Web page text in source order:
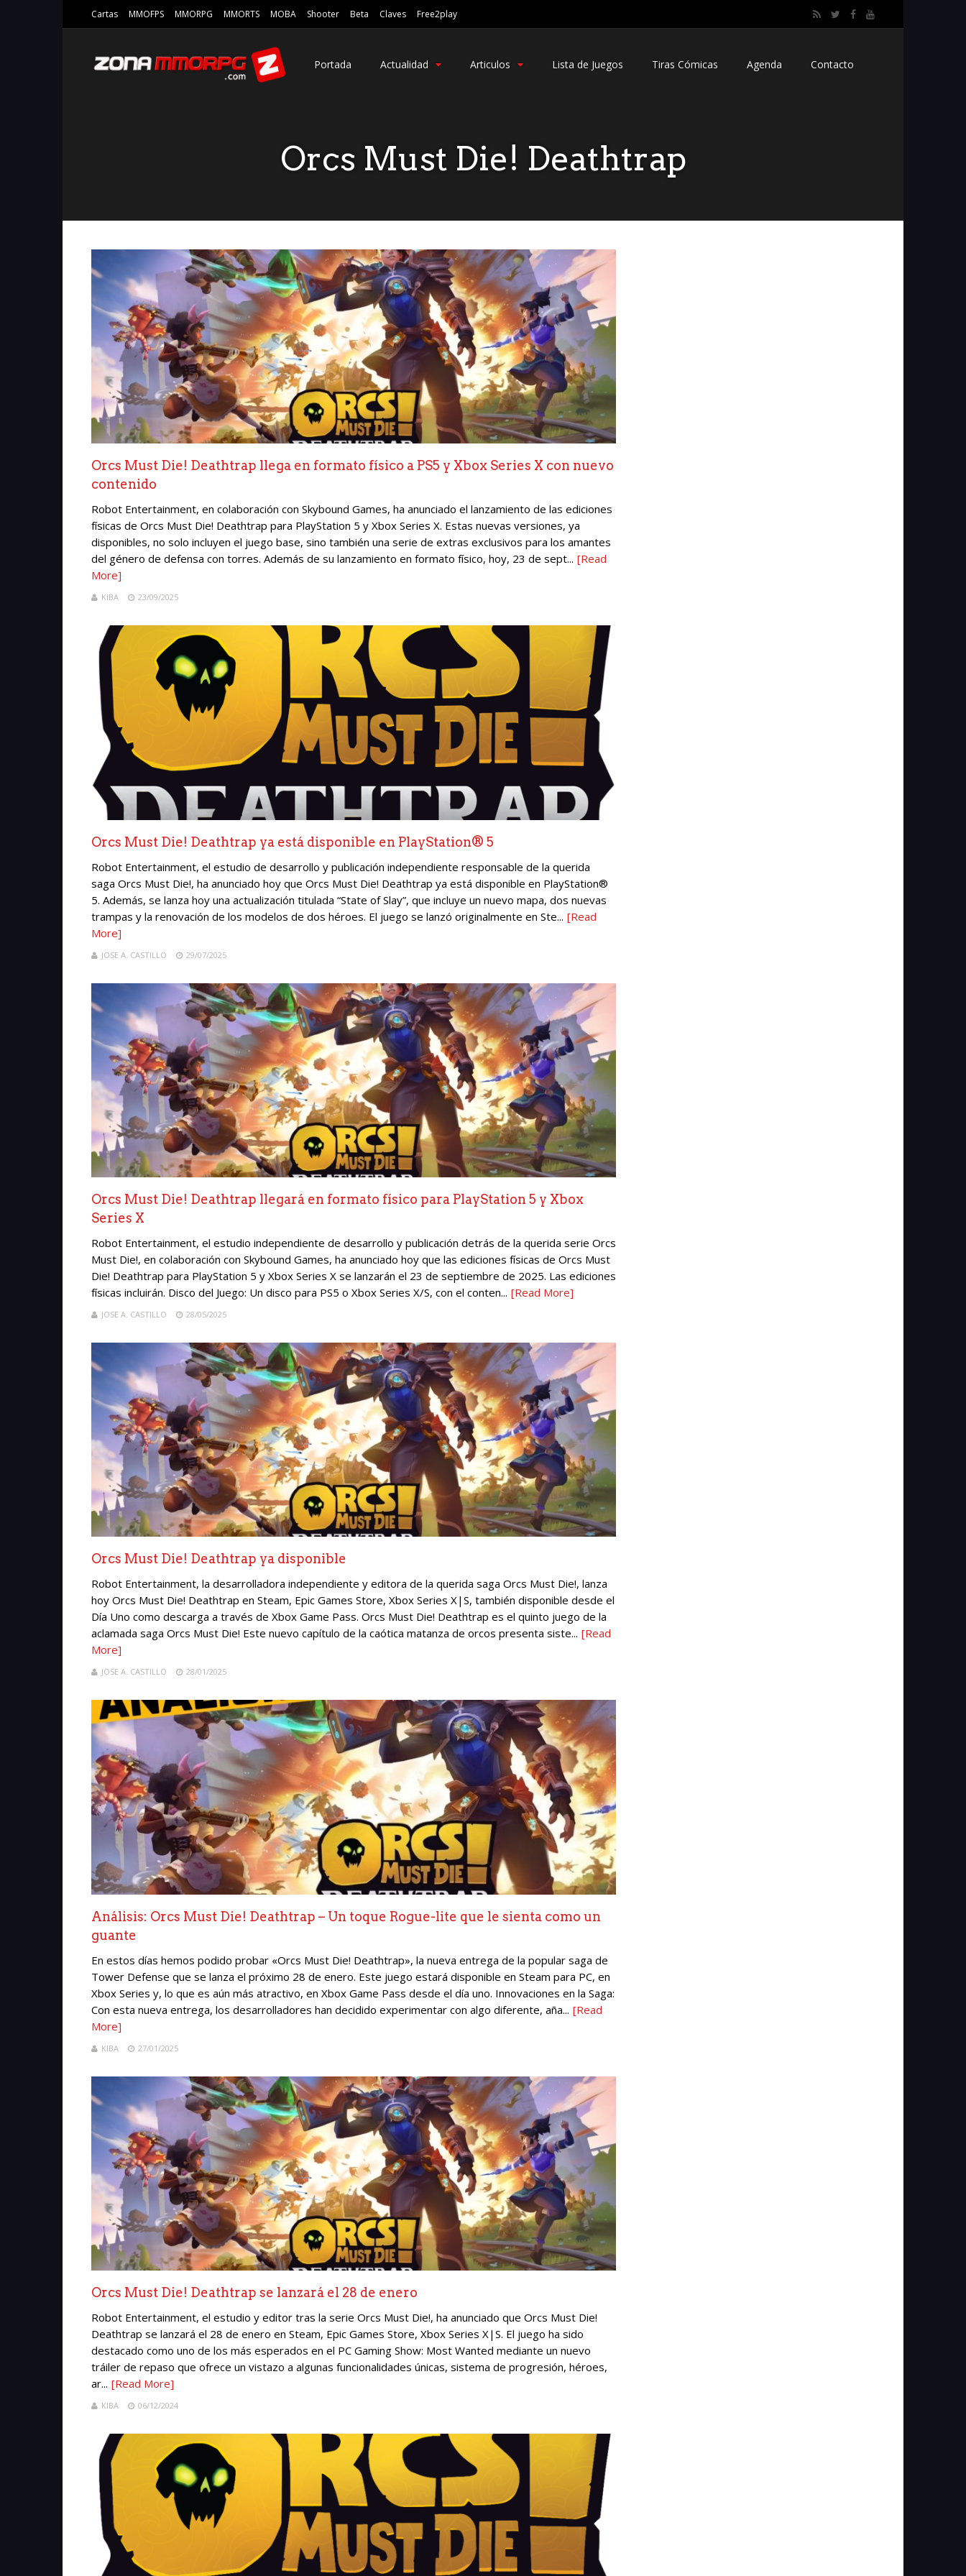
Cartas MMOFPS MMORPG MMORTS MOBA Shooter Beta Claves Free2play
Portada Actualidad Articulos Lista de Juegos Tiras Cómicas Agenda Contacto
Orcs Must Die! Deathtrap
Orcs Must Die! Deathtrap llega en formato físico a PS5 y Xbox Series X con nuevo
contenido
Robot Entertainment, en colaboración con Skybound Games, ha anunciado el lanzamiento de las ediciones
físicas de Orcs Must Die! Deathtrap para PlayStation 5 y Xbox Series X. Estas nuevas versiones, ya
disponibles, no solo incluyen el juego base, sino también una serie de extras exclusivos para los amantes
del género de defensa con torres. Además de su lanzamiento en formato físico, hoy, 23 de sept... [Read
More]
KIBA 23/09/2025
Orcs Must Die! Deathtrap ya está disponible en PlayStation® 5
Robot Entertainment, el estudio de desarrollo y publicación independiente responsable de la querida
saga Orcs Must Die!, ha anunciado hoy que Orcs Must Die! Deathtrap ya está disponible en PlayStation®
5. Además, se lanza hoy una actualización titulada “State of Slay”, que incluye un nuevo mapa, dos nuevas
trampas y la renovación de los modelos de dos héroes. El juego se lanzó originalmente en Ste... [Read
More]
JOSE A. CASTILLO 29/07/2025
Orcs Must Die! Deathtrap llegará en formato físico para PlayStation 5 y Xbox
Series X
Robot Entertainment, el estudio independiente de desarrollo y publicación detrás de la querida serie Orcs
Must Die!, en colaboración con Skybound Games, ha anunciado hoy que las ediciones físicas de Orcs Must
Die! Deathtrap para PlayStation 5 y Xbox Series X se lanzarán el 23 de septiembre de 2025. Las ediciones
físicas incluirán. Disco del Juego: Un disco para PS5 o Xbox Series X/S, con el conten... [Read More]
JOSE A. CASTILLO 28/05/2025
Orcs Must Die! Deathtrap ya disponible
Robot Entertainment, la desarrolladora independiente y editora de la querida saga Orcs Must Die!, lanza
hoy Orcs Must Die! Deathtrap en Steam, Epic Games Store, Xbox Series X|S, también disponible desde el
Día Uno como descarga a través de Xbox Game Pass. Orcs Must Die! Deathtrap es el quinto juego de la
aclamada saga Orcs Must Die! Este nuevo capítulo de la caótica matanza de orcos presenta siste... [Read
More]
JOSE A. CASTILLO 28/01/2025
Análisis: Orcs Must Die! Deathtrap – Un toque Rogue-lite que le sienta como un
guante
En estos días hemos podido probar «Orcs Must Die! Deathtrap», la nueva entrega de la popular saga de
Tower Defense que se lanza el próximo 28 de enero. Este juego estará disponible en Steam para PC, en
Xbox Series y, lo que es aún más atractivo, en Xbox Game Pass desde el día uno. Innovaciones en la Saga:
Con esta nueva entrega, los desarrolladores han decidido experimentar con algo diferente, aña... [Read
More]
KIBA 27/01/2025
Orcs Must Die! Deathtrap se lanzará el 28 de enero
Robot Entertainment, el estudio y editor tras la serie Orcs Must Die!, ha anunciado que Orcs Must Die!
Deathtrap se lanzará el 28 de enero en Steam, Epic Games Store, Xbox Series X|S. El juego ha sido
destacado como uno de los más esperados en el PC Gaming Show: Most Wanted mediante un nuevo
tráiler de repaso que ofrece un vistazo a algunas funcionalidades únicas, sistema de progresión, héroes,
ar... [Read More]
KIBA 06/12/2024